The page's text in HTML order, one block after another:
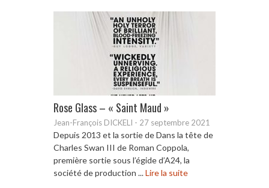
Rose Glass – « Saint Maud »
Jean-François DICKELI - 27 septembre 2021
Depuis 2013 et la sortie de Dans la tête de
Charles Swan III de Roman Coppola,
première sortie sous l’égide d’A24, la
société de production ...Lire la suite